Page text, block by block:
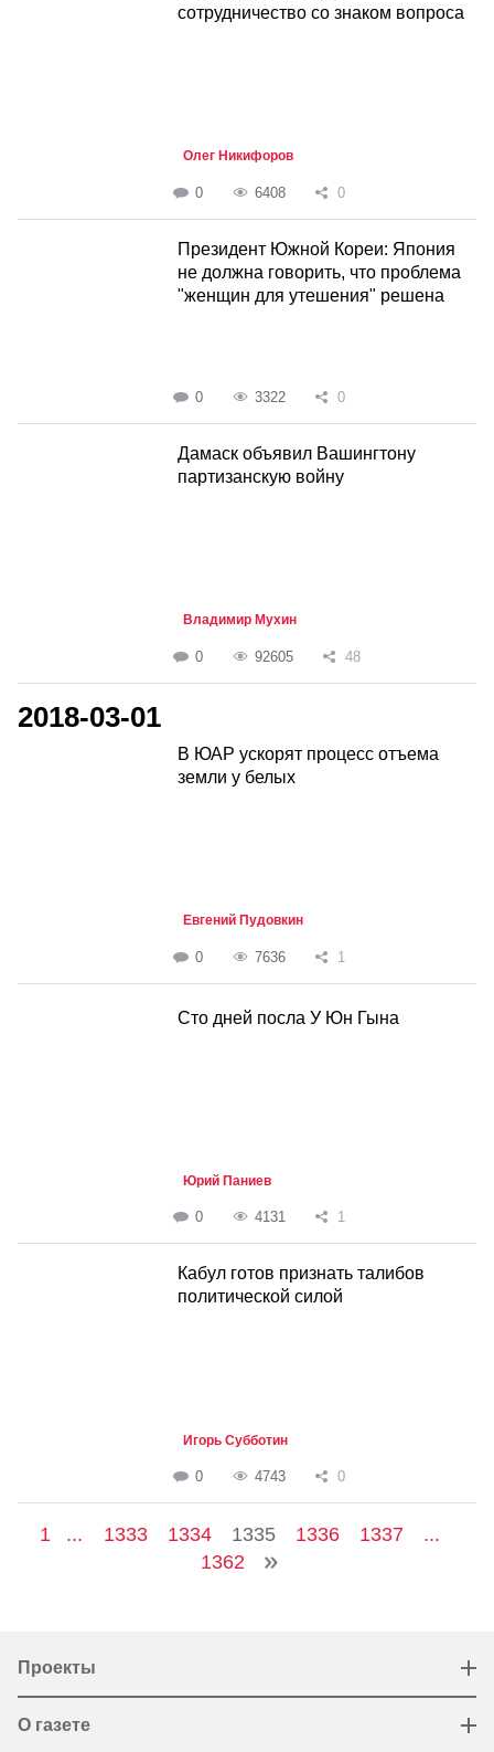
сотрудничество со знаком вопроса
Олег Никифоров
0 6408 0
Президент Южной Кореи: Япония
не должна говорить, что проблема
"женщин для утешения" решена
0 3322 0
Дамаск объявил Вашингтону
партизанскую войну
Владимир Мухин
0 92605 48
2018-03-01
В ЮАР ускорят процесс отъема
земли у белых
Евгений Пудовкин
0 7636 1
Сто дней посла У Юн Гына
Юрий Паниев
0 4131 1
Кабул готов признать талибов
политической силой
Игорь Субботин
0 4743 0
1 ... 1333 1334 1335 1336 1337
...
1362
Проекты
О газете